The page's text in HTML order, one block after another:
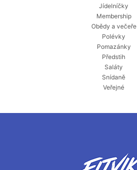
Jídelníčky
Membership
Obědy a večeře
Polévky
Pomazánky
Předstih
Saláty
Snídaně
Veřejné